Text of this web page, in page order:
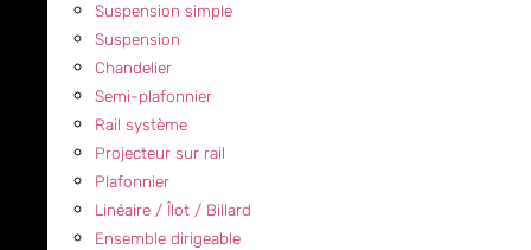
Suspension simple
Suspension
Chandelier
Semi-plafonnier
Rail système
Projecteur sur rail
Plafonnier
Linéaire / Îlot / Billard
Ensemble dirigeable